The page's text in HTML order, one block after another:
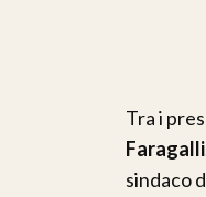
Tra i
Faragalli
sindaco